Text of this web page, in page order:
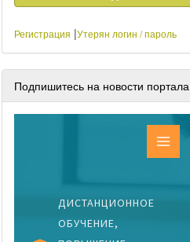
Регистрация |Утерян логин / пароль
Подпишитесь на новости портала